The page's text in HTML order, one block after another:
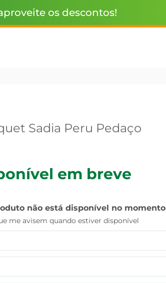
os descontos!
Sadia Peru Pedaço
em breve
não está disponível no momento
me avisem quando estiver disponível